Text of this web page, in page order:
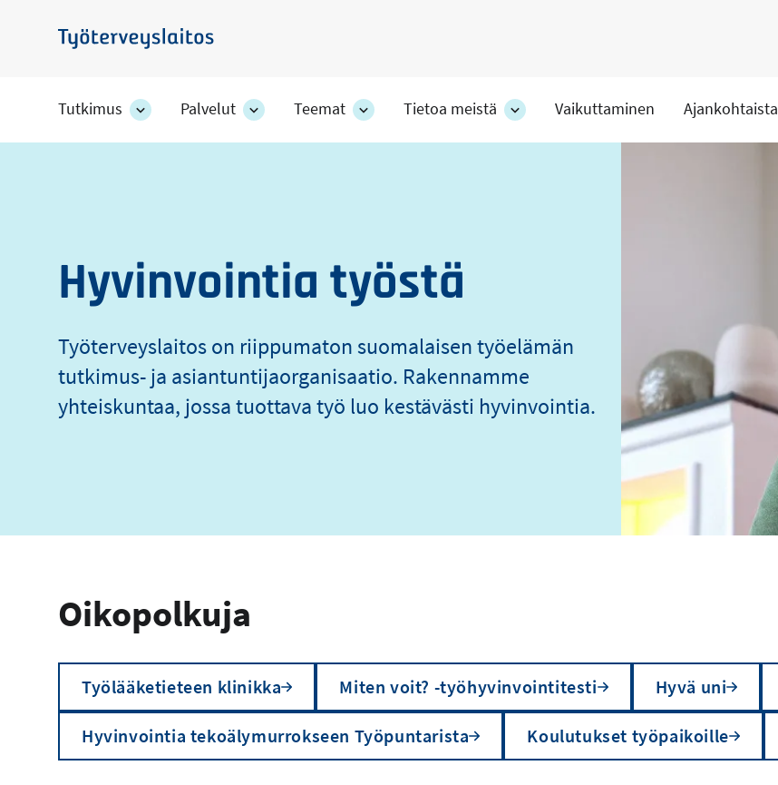
pääsisältöön
Työterveyslaitos
Tutkimus
Tutkimus
-
Palvelut
Palvelut
-
Teemat
Teemat
-
Tietoa meistä
Tietoa
meistä
Vaikuttaminen Ajankohtaista
Työterveyslaitos
Hyvinvointia työstä
Työterveyslaitos on riippumaton suomalaisen työelämän
tutkimus- ja asiantuntijaorganisaatio. Rakennamme
yhteiskuntaa, jossa tuottava työ luo kestävästi hyvinvointia.
Oikopolkuja
Työlääketieteen klinikka Miten voit? -työhyvinvointitesti Hyvä uni
Hyvinvointia tekoälymurrokseen Työpuntarista Koulutukset työpaikoille